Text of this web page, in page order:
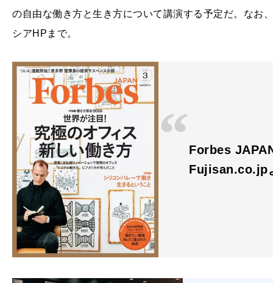
の自由な働き方と生き方について講演する予定だ。なお
シアHPまで。
Forbes
Fujisan.co.jp